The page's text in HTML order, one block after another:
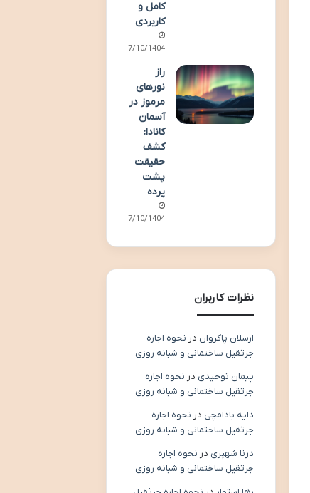
کامل و
کاربردی
07/10/1404
راز
نورهای
مرموز در
آسمان
کانادا:
کشف
حقیقت
پشت
پرده
07/10/1404
نظرات کاربران
ارسلان پاکروان در نحوه اجاره
جرثقیل ساختمانی و شبانه روزی
پیمان توحیدی در نحوه اجاره
جرثقیل ساختمانی و شبانه روزی
دایه بادامچی در نحوه اجاره
جرثقیل ساختمانی و شبانه روزی
درنا شهپری در نحوه اجاره
جرثقیل ساختمانی و شبانه روزی